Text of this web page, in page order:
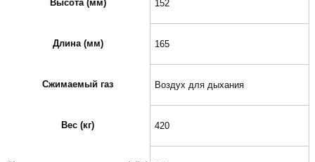
Высота (мм) 152
Длина (мм) 165
Сжимаемый газ Воздух для дыхания
Вес (кг) 420